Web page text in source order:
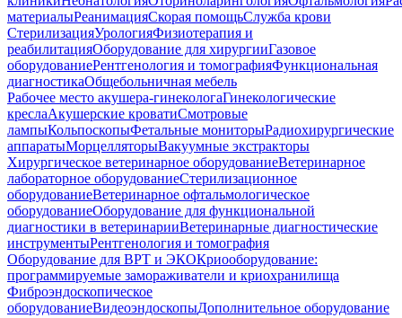
материалыРеанимацияСкорая помощьСлужба крови
СтерилизацияУрологияФизиотерапия и
реабилитацияОборудование для хирургииГазовое
оборудованиеРентгенология и томографияФункциональная
диагностикаОбщебольничная мебель
Рабочее место акушера-гинекологаГинекологические
креслаАкушерские кроватиСмотровые
лампыКольпоскопыФетальные мониторыРадиохирургические
аппаратыМорцелляторыВакуумные экстракторы
Хирургическое ветеринарное оборудованиеВетеринарное
лабораторное оборудованиеСтерилизационное
оборудованиеВетеринарное офтальмологическое
оборудованиеОборудование для функциональной
диагностики в ветеринарииВетеринарные диагностические
инструментыРентгенология и томография
Оборудование для ВРТ и ЭКОКриооборудование:
программируемые замораживатели и криохранилища
Фиброэндоскопическое
оборудованиеВидеоэндоскопыДополнительное оборудование